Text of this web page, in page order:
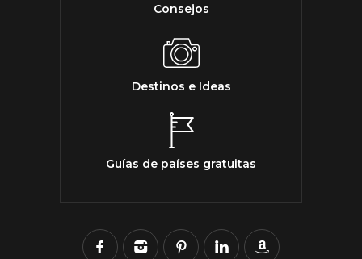
Consejos
Destinos e Ideas
Guías de países gratuitas